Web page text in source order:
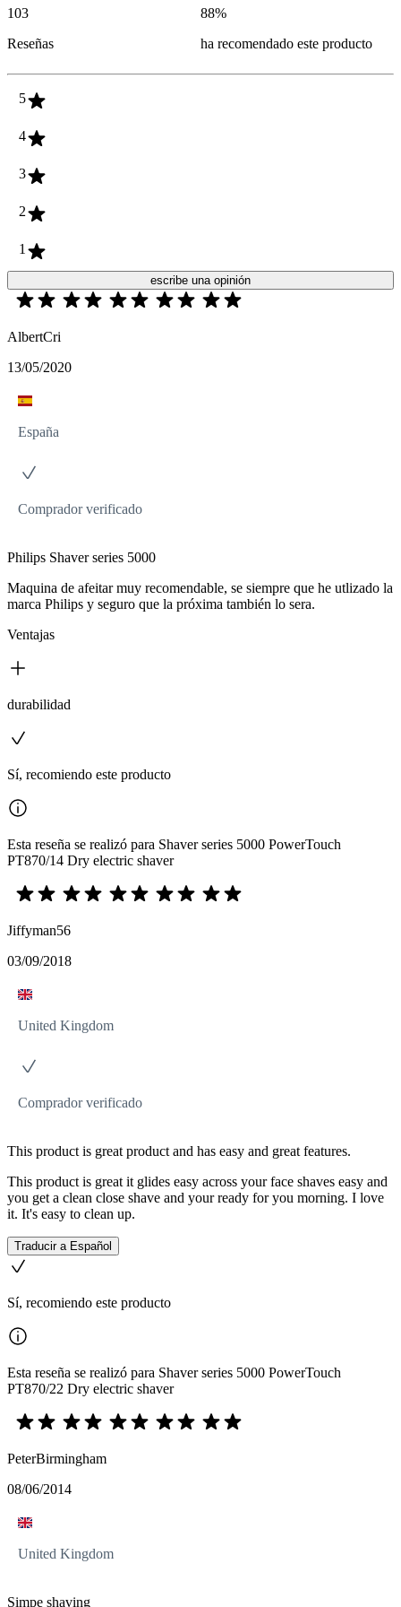
103
Reseñas
88%
ha recomendado este producto
5
4
3
2
1
escribe una opinión
AlbertCri
13/05/2020
España
Comprador verificado
Philips Shaver series 5000
Maquina de afeitar muy recomendable, se siempre que he utlizado la
marca Philips y seguro que la próxima también lo sera.
Ventajas
durabilidad
Sí, recomiendo este producto
Esta reseña se realizó para Shaver series 5000 PowerTouch
PT870/14 Dry electric shaver
Jiffyman56
03/09/2018
United Kingdom
Comprador verificado
This product is great product and has easy and great features.
This product is great it glides easy across your face shaves easy and
you get a clean close shave and your ready for you morning. I love
it. It's easy to clean up.
Traducir a Español
Sí, recomiendo este producto
Esta reseña se realizó para Shaver series 5000 PowerTouch
PT870/22 Dry electric shaver
PeterBirmingham
08/06/2014
United Kingdom
Simpe shaving